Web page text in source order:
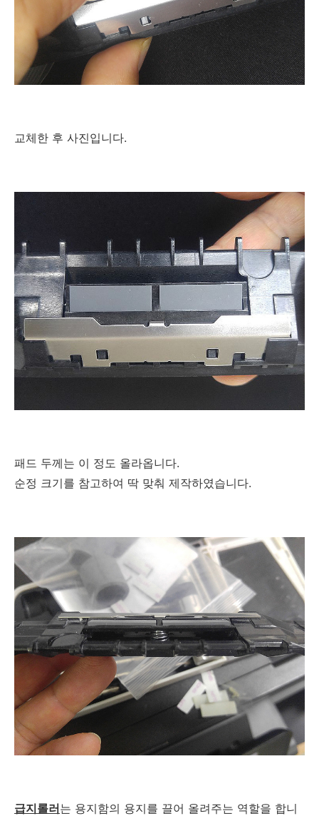
교체한 후 사진입니다.
패드 두께는 이 정도 올라옵니다.
순정 크기를 참고하여 딱 맞춰 제작하였습니다.
급지롤러는 용지함의 용지를 끌어 올려주는 역할을 합니